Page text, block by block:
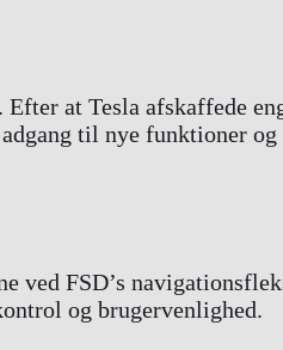
at Tesla afskaffede
til nye funktioner
ved FSD’s
og brugervenlighed.